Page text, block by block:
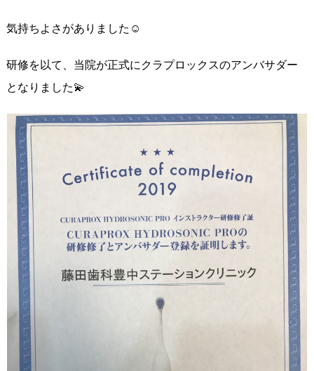
気持ちよさがありました☺
研修を以て、当院が正式にクラプロックスのアンバサダー
となりました💫